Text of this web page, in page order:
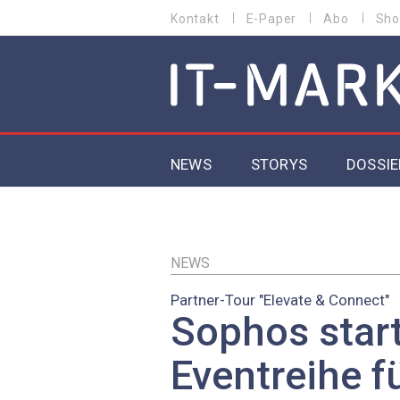
zum
MENU
Kontakt E-Paper Abo
MAIN NAVIGATION
NEWS STORYS
EU-
NEWS
Partner-Tour "Elevate & Connect"
Sophos
Eventreihe